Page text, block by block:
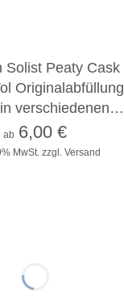
Solist Peaty Cask
Originalabfüllung
verschiedenen…
MwSt. zzgl. Versand
ab 6,00 €